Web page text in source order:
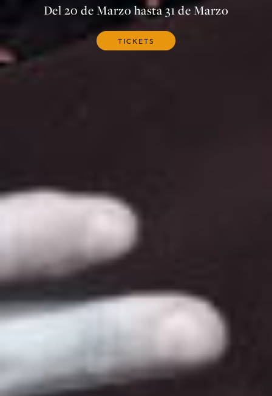
Del 20 de Marzo hasta 31 de Marzo
TICKETS